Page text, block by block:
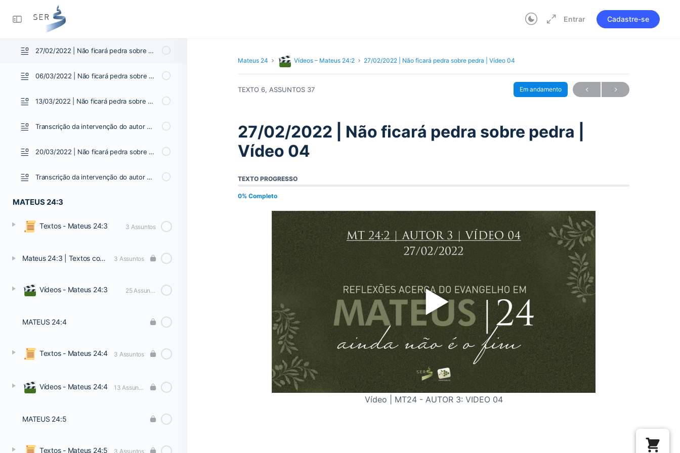
Entrar Cadastre-se
27/02/2022 | Não ficará pedra sobre pedra | Vídeo 04
06/03/2022 | Não ficará pedra sobre pedra | Vídeo 05
13/03/2022 | Não ficará pedra sobre pedra | Vídeo 06
Transcrição da intervenção do autor 13/03/2022
20/03/2022 | Não ficará pedra sobre pedra | Vídeo 07
Transcrição da intervenção do autor 20/03/2022
MATEUS 24:3
Textos - Mateus 24:3 3 Assuntos
Mateus 24:3 | Textos complementares 3 Assuntos
Vídeos - Mateus 24:3 25 Assuntos
MATEUS 24:4
Textos - Mateus 24:4 3 Assuntos
Vídeos - Mateus 24:4 13 Assuntos
MATEUS 24:5
Textos - Mateus 24:5 3 Assuntos
Mateus 24 Vídeos – Mateus 24:2 27/02/2022 | Não ficará pedra sobre pedra | Vídeo 04
TEXTO 6, ASSUNTOS 37 Em andamento
27/02/2022 | Não ficará pedra sobre pedra |
Vídeo 04
TEXTO PROGRESSO
0% Completo
Vídeo | MT24 - AUTOR 3: VIDEO 04